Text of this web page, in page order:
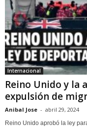
Internacional
Reino Unido y la
expulsión de
Anibal Jose - abril 29, 2024
Reino Unido aprobó la ley